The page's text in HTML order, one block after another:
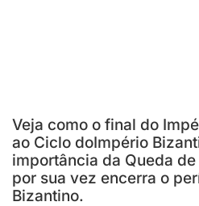
Veja como o final do
ao Ciclo doImpério
importância da Queda
por sua vez encerra o
Bizantino.